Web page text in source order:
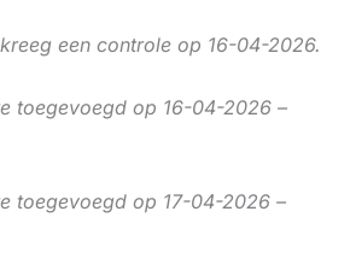
een controle op 16-04-2026.
toegevoegd op 16-04-2026 –
toegevoegd op 17-04-2026 –